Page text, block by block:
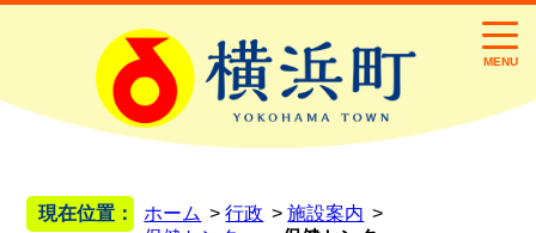
MENU
現在位置： ホーム 行政
施設案内